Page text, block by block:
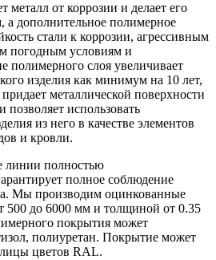
от коррозии и делает его
дополнительное полимерное
стали к коррозии, агрессивным
погодным условиям и
полимерного слоя увеличивает
изделия как минимум на 10 лет,
металлической поверхности
использовать
из него в качестве элементов
и кровли.
линии полностью
полное соблюдение
Мы производим оцинкованные
500 до 6000 мм и толщиной от 0.35
покрытия может
полиуретан. Покрытие может
цветов RAL.